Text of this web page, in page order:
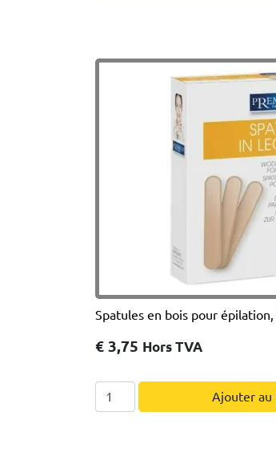
Spatules en bois pour
€ 3,75 Hors TVA
quantité
de
Ajouter au